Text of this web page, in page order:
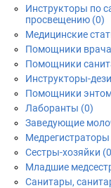
Инструкторы по
просвещению (0)
Медицинские
Помощники
Помощники
Инструкторы-
Помощники
Лаборанты (0)
Заведующие
Медрегистраторы
Сестры-хозяйки
Младшие
Санитары,